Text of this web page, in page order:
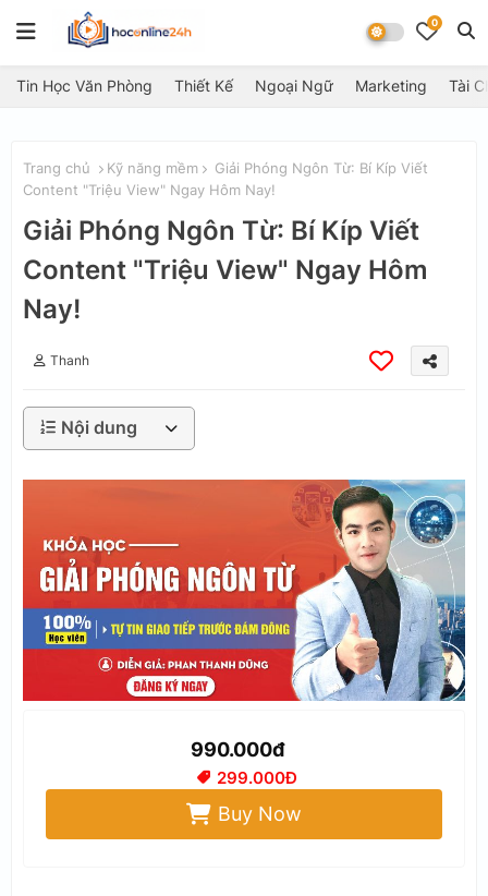
0
Tin Học Văn Phòng Thiết Kế Ngoại Ngữ Marketing Tài
Trang chủ Kỹ năng mềm
Giải Phóng Ngôn Từ: Bí Kíp Viết
Content "Triệu View" Ngay Hôm Nay!
Giải Phóng Ngôn Từ: Bí Kíp Viết
Content "Triệu View" Ngay Hôm
Nay!
Thanh
Nội dung
990.000đ
299.000Đ
Buy Now